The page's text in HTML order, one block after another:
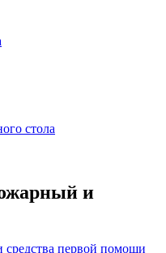
стола
и
средства первой помощи